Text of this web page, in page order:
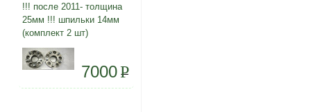
!!! после 2011- толщина
25мм !!! шпильки 14мм
(комплект 2 шт)
7000P